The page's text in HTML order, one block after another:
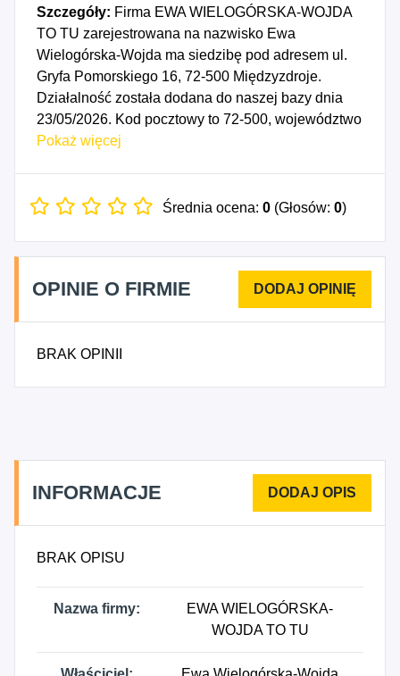
Szczegóły: Firma EWA WIELOGÓRSKA-WOJDA
TO TU zarejestrowana na nazwisko Ewa
Wielogórska-Wojda ma siedzibę pod adresem ul.
Gryfa Pomorskiego 16, 72-500 Międzyzdroje.
Działalność została dodana do naszej bazy dnia
23/05/2026. Kod pocztowy to 72-500, województwo
ZACHODNIOPOMORSKIE, powiat kamieński.
firmy EWA WIELOGÓRSKA-WOJDA TO TU to
Wybrane kody PKD to: 4712Z - Pozostała sprzedaż
detaliczna niewyspecjalizowana, 4764Z - Sprzedaż
detaliczna sprzętu sportowego prowadzona w
detaliczna odzieży prowadzona w
Pokaż więcej
Średnia ocena: 0 (Głosów: 0)
OPINIE O FIRMIE
BRAK OPINII
INFORMACJE
BRAK OPISU
Nazwa firmy:
EWA WIELOGÓRSKA-
WOJDA TO TU